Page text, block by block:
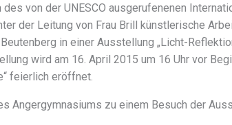
von der UNESCO ausgerufenenen
der Leitung von Frau Brill künstlerische
in einer Ausstellung „Licht-
wird am 16. April 2015 um 16 Uhr vor
feierlich eröffnet.
Angergymnasiums zu einem Besuch der